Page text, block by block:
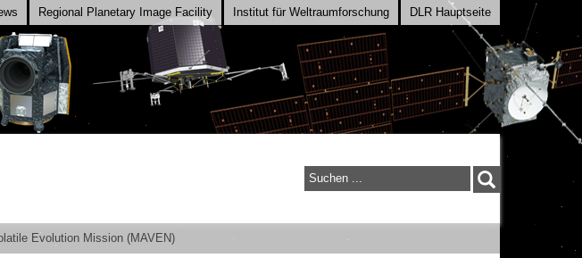
Suchen
Evolution Mission (MAVEN)
Regional Planetary Image Facility Institut für Weltraumforschung DLR Hauptseite